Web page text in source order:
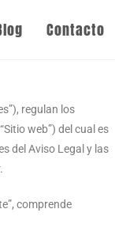
Contacto
regulan los
web”) del cual es
del Aviso Legal y las
comprende